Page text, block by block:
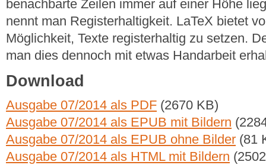
benachbarte Zeilen immer auf einer Höhe
nennt man Registerhaltigkeit. LaTeX bietet
Möglichkeit, Texte registerhaltig zu setzen.
man dies dennoch mit etwas Handarbeit
Download
Ausgabe 07/2014 als PDF (2670 KB)
Ausgabe 07/2014 als EPUB mit Bildern
Ausgabe 07/2014 als EPUB ohne Bilder (81
Ausgabe 07/2014 als HTML mit Bildern